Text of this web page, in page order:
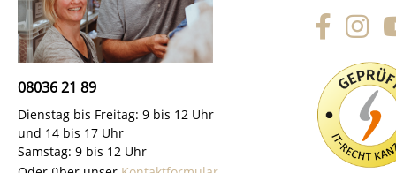
08036 21 89
Dienstag bis Freitag: 9 bis 12 Uhr
und 14 bis 17 Uhr
Samstag: 9 bis 12 Uhr